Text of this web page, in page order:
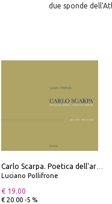
due sponde
Luciano Pollifrone
€ 19.00
€ 20.00 -5 %